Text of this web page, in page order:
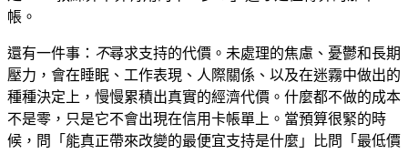
帳。
還有一件事： 不尋求支持的代價。未處理的焦慮、憂鬱和長期
壓力，會在睡眠、工作表現、人際關係、以及在迷霧中做出的
種種決定上，慢慢累積出真實的經濟代價。什麼都不做的成本
不是零，只是它不會出現在信用卡帳單上。當預算很緊的時
候，問「能真正帶來改變的最便宜支持是什麼」比問「最低價